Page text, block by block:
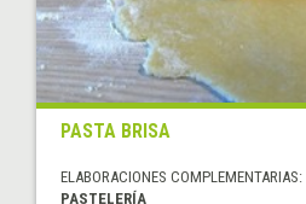
PASTA BRISA
ELABORACIONES COMPLEMENTARIAS:
PASTELERÍA